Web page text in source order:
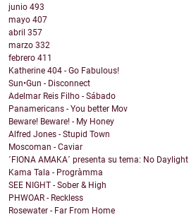
junio 493
mayo 407
abril 357
marzo 332
febrero 411
Katherine 404 - Go Fabulous!
Sun•Gun - Disconnect
Adelmar Reis Filho - Sábado
Panamericans - You better Mov
Beware! Beware! - My Honey
Alfred Jones - Stupid Town
Moscoman - Caviar
´FIONA AMAKA´ presenta su tema: No Daylight
Kama Tala - Progràmma
SEE NIGHT - Sober & High
PHWOAR - Reckless
Rosewater - Far From Home